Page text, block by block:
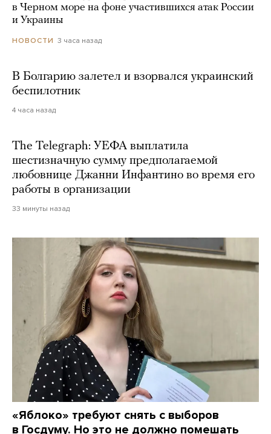
в Черном море на фоне участившихся атак России
и Украины
НОВОСТИ 3 часа назад
В Болгарию залетел и взорвался украинский
беспилотник
4 часа назад
The Telegraph: УЕФА выплатила
шестизначную сумму предполагаемой
любовнице Джанни Инфантино во время его
работы в организации
33 минуты назад
«Яблоко» требуют снять с выборов
в Госдуму. Но это не должно помешать